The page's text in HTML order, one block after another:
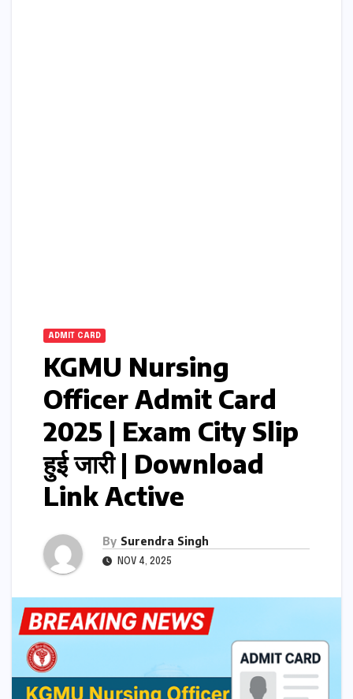
ADMIT CARD
KGMU Nursing
Officer Admit Card
2025 | Exam City Slip
हुई जारी | Download
Link Active
By Surendra Singh
NOV 4, 2025